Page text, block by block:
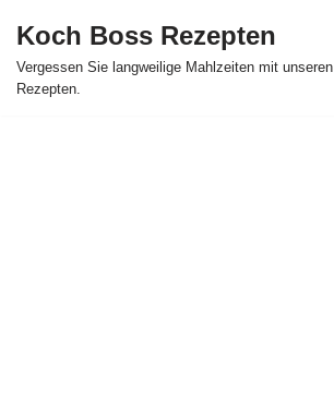
Skip
to
Koch Boss Rezepten
Vergessen Sie langweilige Mahlzeiten mit unseren
Rezepten.